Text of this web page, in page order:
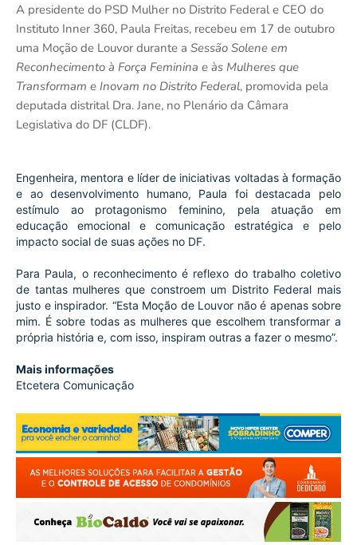
A presidente do PSD Mulher no Distrito Federal e CEO do
Instituto Inner 360, Paula Freitas, recebeu em 17 de outubro
uma Moção de Louvor durante a Sessão Solene em
Reconhecimento à Força Feminina e às Mulheres que
Transformam e Inovam no Distrito Federal, promovida pela
deputada distrital Dra. Jane, no Plenário da Câmara
Legislativa do DF (CLDF).
Engenheira, mentora e líder de iniciativas voltadas à formação
e ao desenvolvimento humano, Paula foi destacada pelo
estímulo ao protagonismo feminino, pela atuação em
educação emocional e comunicação estratégica e pelo
impacto social de suas ações no DF.
Para Paula, o reconhecimento é reflexo do trabalho coletivo
de tantas mulheres que constroem um Distrito Federal mais
justo e inspirador. “Esta Moção de Louvor não é apenas sobre
mim. É sobre todas as mulheres que escolhem transformar a
própria história e, com isso, inspiram outras a fazer o mesmo”.
Mais informações
Etcetera Comunicação